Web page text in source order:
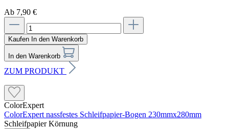
Ab 7,90 €
Kaufen In den Warenkorb
In den Warenkorb
ZUM PRODUKT
ColorExpert
ColorExpert nassfestes Schleifpapier-Bogen 230mmx280mm
Schleifpapier Körnung